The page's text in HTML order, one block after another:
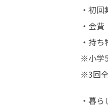
・初
・会
・持
※小学
※3回